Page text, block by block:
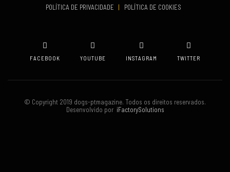
POLÍTICA DE PRIVACIDADE
| POLÍTICA DE COOKIES
FACEBOOK YOUTUBE INSTAGRAM TWITTER
© Copyright 2019 dogs-ptmagazine. Todos os direitos reservados.
Desenvolvido poriFactorySolutions